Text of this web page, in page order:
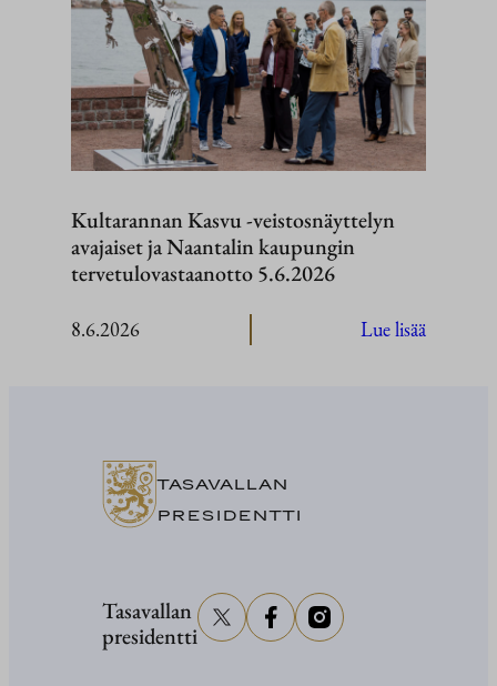
11.
2026
Kultarannan Kasvu -veistosnäyttelyn
avajaiset ja Naantalin kaupungin
tervetulovastaanotto 5.6.2026
8.6.2026 Lue lisää
TASAVALLAN
PRESIDENTTI
Tasavallan
presidentti